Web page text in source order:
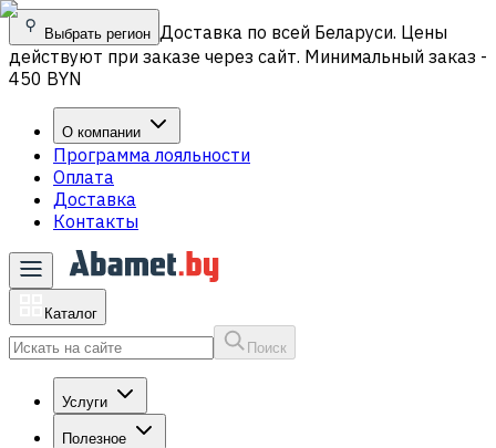
Выбрать регион Доставка по всей Беларуси. Цены
действуют при заказе через сайт. Минимальный заказ -
450 BYN
О компании
Программа лояльности
Оплата
Доставка
Контакты
Каталог
Поиск
Услуги
Полезное